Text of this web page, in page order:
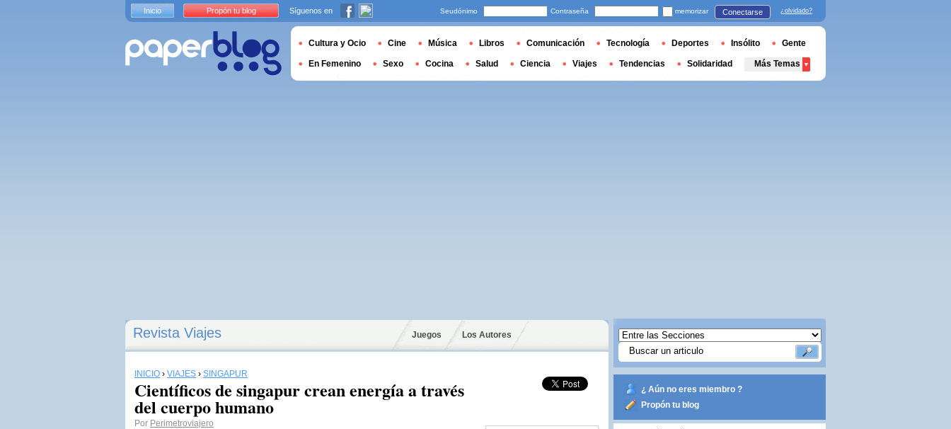
Revista Viajes Juegos Los Autores
INICIO › VIAJES › SINGAPUR
Científicos de singapur crean energía a través
del cuerpo humano
Por Perimetroviajero
¿ Aún no eres miembro ?
Propón tu blog
Inicio Propón tu blog Síguenos en Seudónimo Contraseña memorizar Conectarse ¿olvidado?
Cultura y Ocio Cine Música Libros Comunicación Tecnología Deportes Insólito Gente
En Femenino Sexo Cocina Salud Ciencia Viajes Tendencias Solidaridad Más Temas